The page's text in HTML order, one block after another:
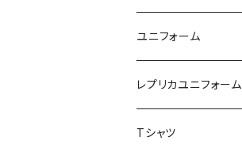
ユニフォーム
レプリカユニフォーム
Tシャツ